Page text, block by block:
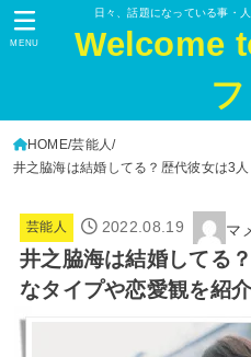
日々、話題になっている事・
Welcome
MENU
HOME 芸能人
井之脇海は結婚してる？歴代彼女は3
芸能人 2022.08.19 マ
井之脇海は結婚してる
なタイプや恋愛観を紹介